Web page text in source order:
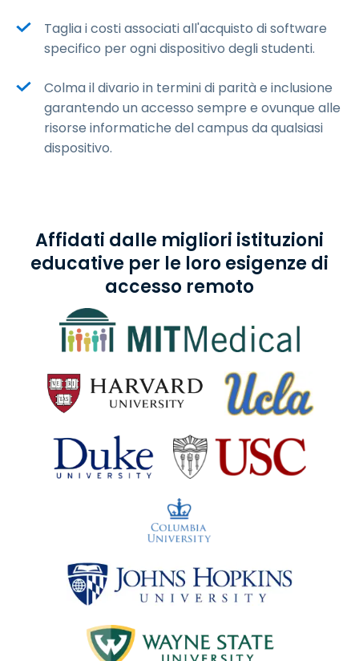
Taglia i costi associati all'acquisto di software
specifico per ogni dispositivo degli studenti.
Colma il divario in termini di parità e inclusione
garantendo un accesso sempre e ovunque alle
risorse informatiche del campus da qualsiasi
dispositivo.
Affidati dalle migliori istituzioni
educative per le loro esigenze di
accesso remoto